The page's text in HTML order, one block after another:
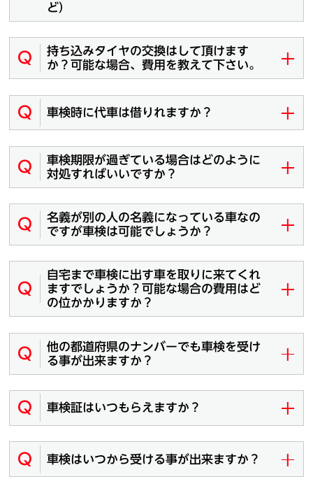
ど）
Q
持ち込みタイヤの交換はして頂けます
か？可能な場合、費用を教えて下さい。
Q 車検時に代車は借りれますか？
Q
車検期限が過ぎている場合はどのように
対処すればいいですか？
Q
名義が別の人の名義になっている車なの
ですが車検は可能でしょうか？
Q
自宅まで車検に出す車を取りに来てくれ
ますでしょうか？可能な場合の費用はど
の位かかりますか？
Q
他の都道府県のナンバーでも車検を受け
る事が出来ますか？
Q 車検証はいつもらえますか？
Q 車検はいつから受ける事が出来ますか？